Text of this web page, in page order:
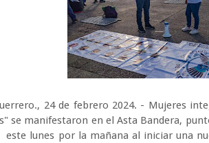
24 de febrero 2024. - Mujeres
se manifestaron en el Asta Bandera,
este lunes por la mañana al iniciar una